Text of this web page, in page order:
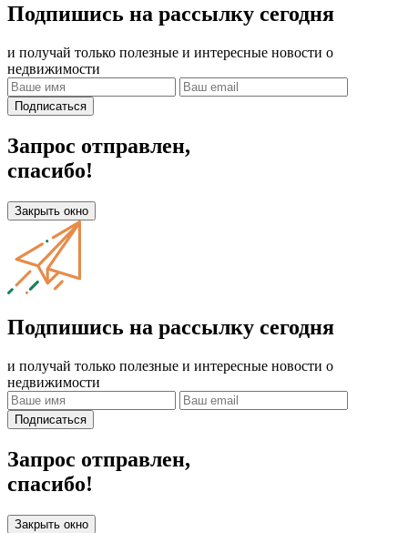
Подпишись на рассылку сегодня
и получай только полезные и интересные новости о
недвижимости
Подписаться
Запрос отправлен,
спасибо!
Закрыть окно
Подпишись на рассылку сегодня
и получай только полезные и интересные новости о
недвижимости
Подписаться
Запрос отправлен,
спасибо!
Закрыть окно